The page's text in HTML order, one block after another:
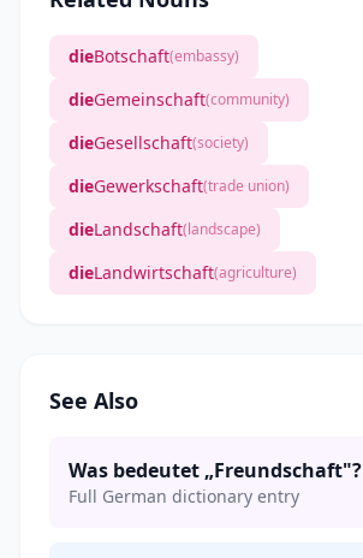
dieBotschaft(embassy)
dieGemeinschaft(community)
dieGesellschaft(society)
dieGewerkschaft(trade union)
dieLandschaft(landscape)
dieLandwirtschaft(agriculture)
See Also
Was bedeutet „Freundschaft"?
Full German dictionary entry